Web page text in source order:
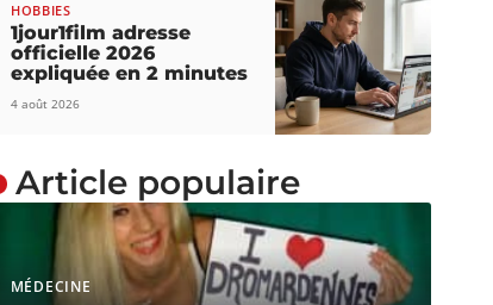
HOBBIES
1jour1film adresse
officielle 2026
expliquée en 2 minutes
4 août 2026
Article populaire
MÉDECINE